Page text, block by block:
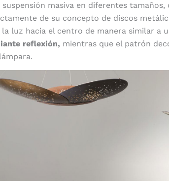
suspensión masiva en diferentes
de su concepto de discos
la luz hacia el centro de manera similar a
reflexión, mientras que el patrón